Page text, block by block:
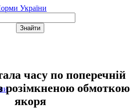
України
часу по поперечній
розімкненою обмоткою
якоря